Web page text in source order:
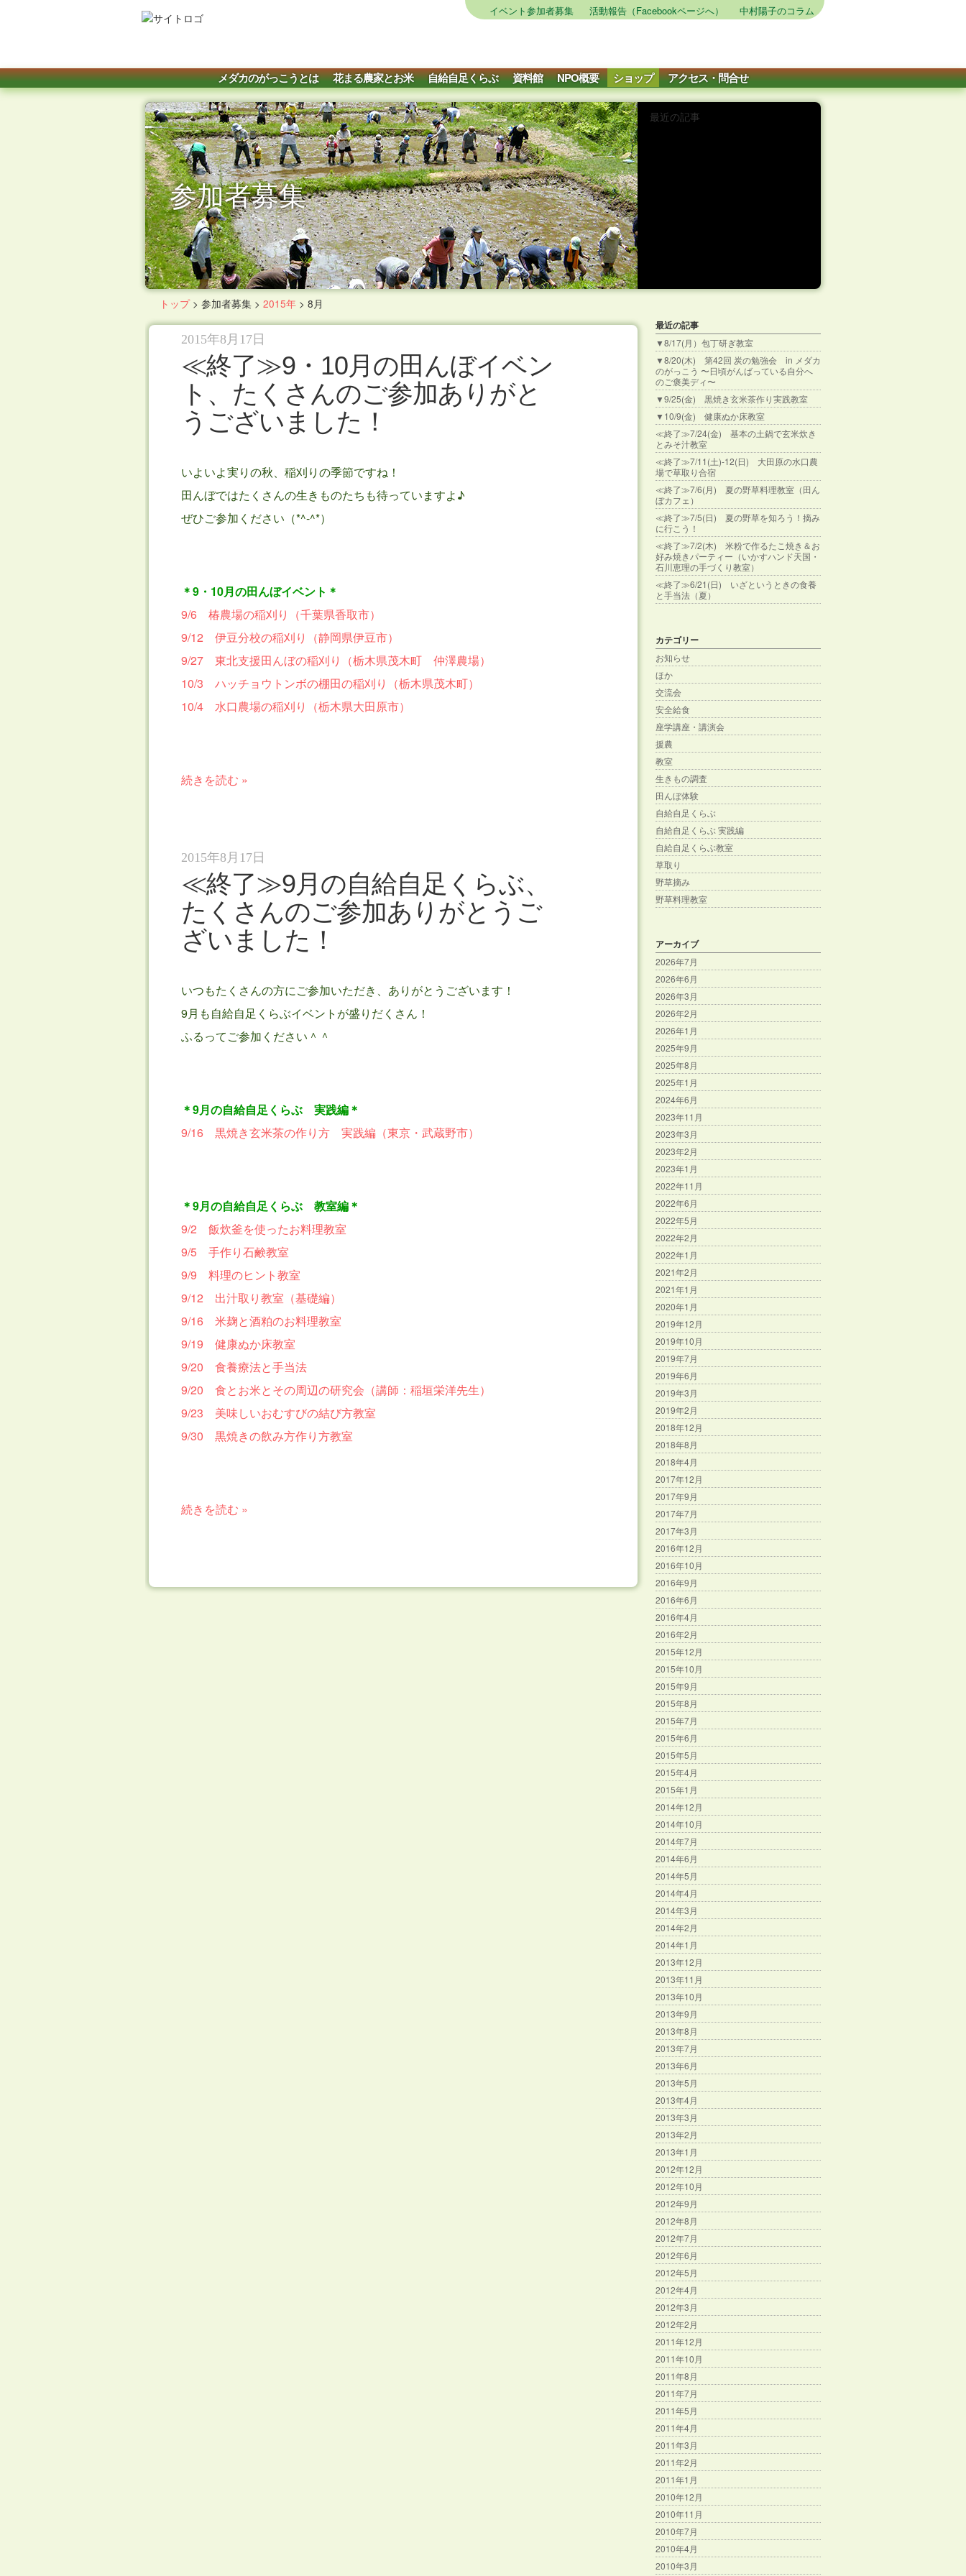
イベント参加者募集 活動報告（Facebookページへ） 中村陽子のコラム
メダカのがっこうとは 花まる農家とお米 自給自足くらぶ 資料館 NPO概要 ショップ アクセス・問合せ
参加者募集
最近の記事
参加者募集
トップ> 参加者募集 > 2015年 > 8月
2015年8月17日
≪終了≫9・10月の田んぼイベン
ト、たくさんのご参加ありがと
うございました！
いよいよ実りの秋、稲刈りの季節ですね！
田んぼではたくさんの生きものたちも待っていますよ♪
ぜひご参加ください（*^-^*）
＊9・10月の田んぼイベント＊
9/6 椿農場の稲刈り（千葉県香取市）
9/12 伊豆分校の稲刈り（静岡県伊豆市）
9/27 東北支援田んぼの稲刈り（栃木県茂木町 仲澤農場）
10/3 ハッチョウトンボの棚田の稲刈り（栃木県茂木町）
10/4 水口農場の稲刈り（栃木県大田原市）
続きを読む »
2015年8月17日
≪終了≫9月の自給自足くらぶ、
たくさんのご参加ありがとうご
ざいました！
いつもたくさんの方にご参加いただき、ありがとうございます！
9月も自給自足くらぶイベントが盛りだくさん！
ふるってご参加ください＾＾
＊9月の自給自足くらぶ 実践編＊
9/16 黒焼き玄米茶の作り方 実践編（東京・武蔵野市）
＊9月の自給自足くらぶ 教室編＊
9/2 飯炊釜を使ったお料理教室
9/5 手作り石鹸教室
9/9 料理のヒント教室
9/12 出汁取り教室（基礎編）
9/16 米麹と酒粕のお料理教室
9/19 健康ぬか床教室
9/20 食養療法と手当法
9/20 食とお米とその周辺の研究会（講師：稲垣栄洋先生）
9/23 美味しいおむすびの結び方教室
9/30 黒焼きの飲み方作り方教室
続きを読む »
最近の記事
▼8/17(月）包丁研ぎ教室
▼8/20(木) 第42回 炭の勉強会 in メダカ
のがっこう 〜日頃がんばっている自分へ
のご褒美ディ〜
▼9/25(金) 黒焼き玄米茶作り実践教室
▼10/9(金) 健康ぬか床教室
≪終了≫7/24(金) 基本の土鍋で玄米炊き
とみそ汁教室
≪終了≫7/11(土)-12(日) 大田原の水口農
場で草取り合宿
≪終了≫7/6(月) 夏の野草料理教室（田ん
ぼカフェ）
≪終了≫7/5(日) 夏の野草を知ろう！摘み
に行こう！
≪終了≫7/2(木) 米粉で作るたこ焼き＆お
好み焼きパーティー（いかすハンド天国・
石川恵理の手づくり教室）
≪終了≫6/21(日) いざというときの食養
と手当法（夏）
カテゴリー
お知らせ
ほか
交流会
安全給食
座学講座・講演会
援農
教室
生きもの調査
田んぼ体験
自給自足くらぶ
自給自足くらぶ 実践編
自給自足くらぶ教室
草取り
野草摘み
野草料理教室
アーカイブ
2026年7月
2026年6月
2026年3月
2026年2月
2026年1月
2025年9月
2025年8月
2025年1月
2024年6月
2023年11月
2023年3月
2023年2月
2023年1月
2022年11月
2022年6月
2022年5月
2022年2月
2022年1月
2021年2月
2021年1月
2020年1月
2019年12月
2019年10月
2019年7月
2019年6月
2019年3月
2019年2月
2018年12月
2018年8月
2018年4月
2017年12月
2017年9月
2017年7月
2017年3月
2016年12月
2016年10月
2016年9月
2016年6月
2016年4月
2016年2月
2015年12月
2015年10月
2015年9月
2015年8月
2015年7月
2015年6月
2015年5月
2015年4月
2015年1月
2014年12月
2014年10月
2014年7月
2014年6月
2014年5月
2014年4月
2014年3月
2014年2月
2014年1月
2013年12月
2013年11月
2013年10月
2013年9月
2013年8月
2013年7月
2013年6月
2013年5月
2013年4月
2013年3月
2013年2月
2013年1月
2012年12月
2012年10月
2012年9月
2012年8月
2012年7月
2012年6月
2012年5月
2012年4月
2012年3月
2012年2月
2011年12月
2011年10月
2011年8月
2011年7月
2011年5月
2011年4月
2011年3月
2011年2月
2011年1月
2010年12月
2010年11月
2010年7月
2010年4月
2010年3月